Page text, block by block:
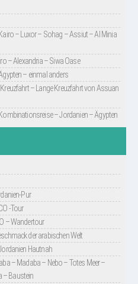
– Luxor – Sohag – Assiut – Al Minia
– Alexandria – Siwa Oase
– einmal anders
– Lange Kreuzfahrt von Assuan
– Jordanien – Ägypten
Pur
-Tour
– Wandertour
der arabischen Welt
Hautnah
– Madaba – Nebo – Totes Meer –
– Baustein